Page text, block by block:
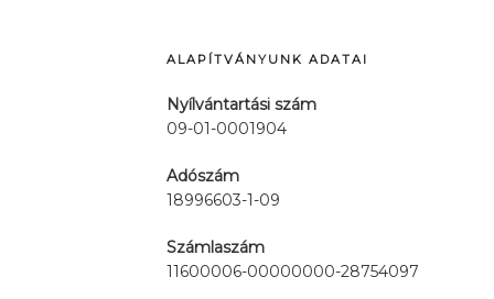
ALAPÍTVÁNYUNK ADATAI
Nyílvántartási szám
09-01-0001904
Adószám
18996603-1-09
Számlaszám
11600006-00000000-28754097